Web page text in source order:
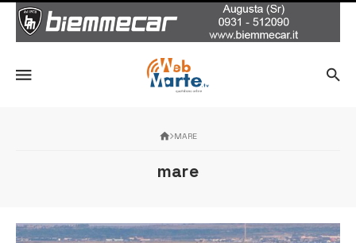
MARE
mare